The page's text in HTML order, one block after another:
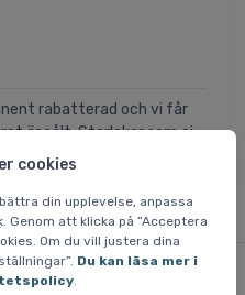
cookies
din upplevelse, anpassa
Genom att klicka på ”Acceptera
Om du vill justera dina
Du kan läsa mer i
.
rabatterad och vi får
är sålt. Storlekar som ej